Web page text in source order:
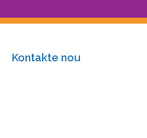
Kontakte nou